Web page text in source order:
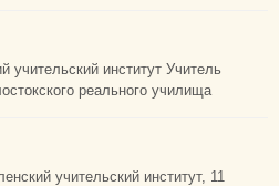
учительский институт Учитель
реального училища
учительский институт, 11